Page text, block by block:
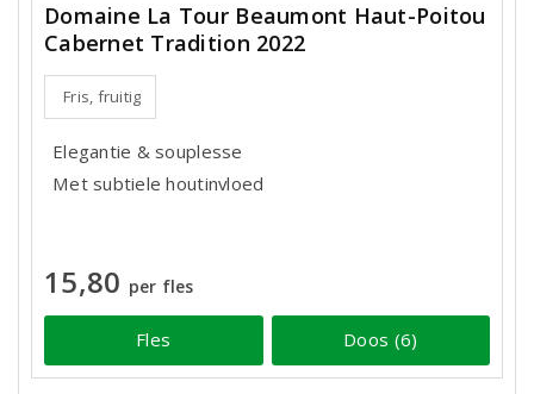
Domaine La Tour Beaumont Haut-Poitou
Cabernet Tradition 2022
Fris, fruitig
Elegantie & souplesse
Met subtiele houtinvloed
15,80 per fles
Fles Doos (6)